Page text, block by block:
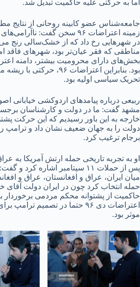
اما به حرکتی علیه حاکمیت تبدیل شد.
جامعه‌شناس عضو کابینه روحانی از نتایج
زمینه اعتراضات ۹۶ سخن گفت:
در شهرهایی رخ داد که از خشک‌سالی رنج
مناطقی که فقر عیان‌تر بود، شهرهای فاقد
بخش‌های دارای محرومیت بیشتر، دامنه
بود. بنابراین اعتراضات ۹۶،
تحریک سیاسی اولیه بود.
ربیعی درباره پیامدهای اردوکشی خیابانی
مشهد گفت: ما در دولت و کارشناسان
خارجه به این باور رسیدیم که این حرکت
دولت را به جهان ضعیف نشان داد و ترامپ
برجام ترغیب کرد.
او به تجربه تاریخی حمله ارتش آمریکا به
پس از حملات ۱۱ سپتامبر اشاره
میان ایران، عراق و افغانستان، عراق و
حمله انتخاب کرد چون در ایران دولت آقای
حاکمیت از پشتوانه محکم مردمی برخوردار
اعتراضات دی ۹۶ حتما در تصمیم
موثر بود.